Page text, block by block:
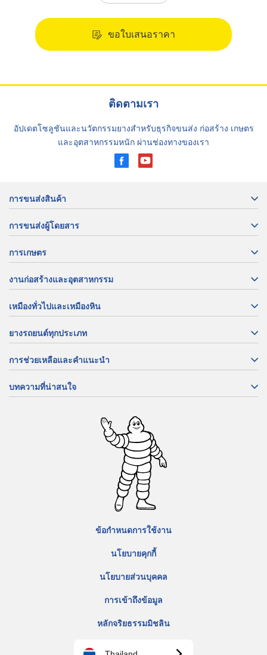
ขอใบเสนอราคา
ติดตามเรา
อัปเดตโซลูชันและนวัตกรรมยางสำหรับธุรกิจขนส่ง ก่อสร้าง เกษตร
และอุตสาหกรรมหนัก ผ่านช่องทางของเรา
การขนส่งสินค้า
การขนส่งผู้โดยสาร
การเกษตร
งานก่อสร้างและอุตสาหกรรม
เหมืองทั่วไปและเหมืองหิน
ยางรถยนต์ทุกประเภท
การช่วยเหลือและคำแนะนำ
บทความที่น่าสนใจ
ข้อกำหนดการใช้งาน
นโยบายคุกกี้
นโยบายส่วนบุคคล
การเข้าถึงข้อมูล
หลักจริยธรรมมิชลิน